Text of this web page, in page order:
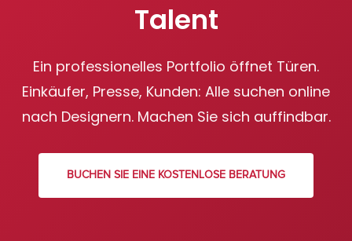
Talent
Ein professionelles Portfolio öffnet Türen.
Einkäufer, Presse, Kunden: Alle suchen online
nach Designern. Machen Sie sich auffindbar.
BUCHEN SIE EINE KOSTENLOSE BERATUNG